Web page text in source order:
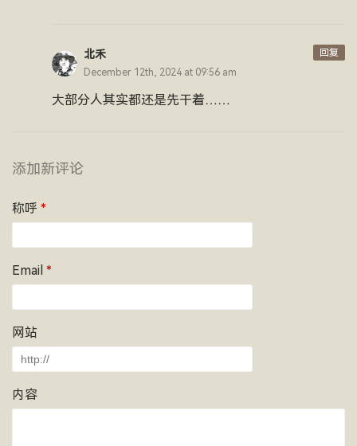
北禾
December 12th, 2024 at 09:56 am
大部分人其实都还是先干着……
回复
添加新评论
称呼 *
Email *
网站
内容